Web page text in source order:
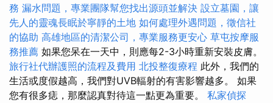
務 漏水問題，專業團隊幫您找出源頭並解決 設立墓園，讓
先人的靈魂長眠於寧靜的土地 如何處理外遇問題，徵信社
的協助 高雄地區的清潔公司，專業服務更安心 草屯按摩服
務推薦 如果您呆在一天中，則應每2-3小時重新安裝皮膚。
旅行社代辦護照的流程及費用 北投整復療程 此外，我們的
生活或度假越高，我們對UVB輻射的有害影響越多。 如果
您有很多痣，那麼認真對待這一點更為重要。 私家偵探